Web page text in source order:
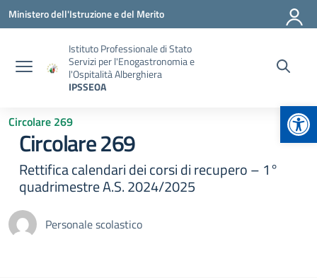
Vai ai contenuti
Vai al menu di navigazione
Vai al footer
Ministero dell'Istruzione e del Merito
Istituto Professionale di Stato
Servizi per l'Enogastronomia e
l'Ospitalità Alberghiera
IPSSEOA
Circolare 269
Circolare 269
Rettifica calendari dei corsi di recupero – 1°
quadrimestre A.S. 2024/2025
Personale scolastico